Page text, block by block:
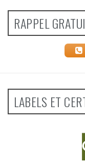
RAPPEL
LABELS ET